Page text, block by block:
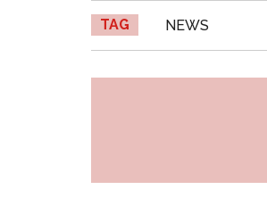
TAG NEWS